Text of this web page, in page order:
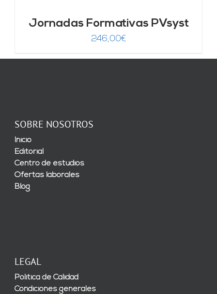
Jornadas Formativas PVsyst
246,00€
SOBRE NOSOTROS
Inicio
Editorial
Centro de estudios
Ofertas laborales
Blog
LEGAL
Política de Calidad
Condiciones generales